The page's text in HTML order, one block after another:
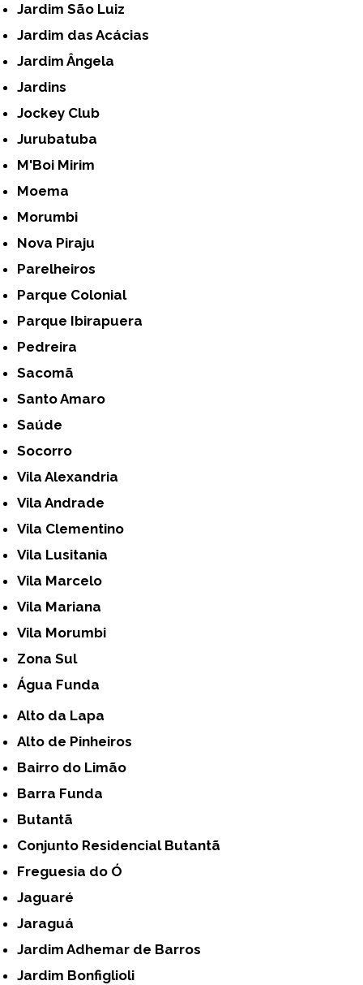
Jardim São Luiz
Jardim das Acácias
Jardim Ângela
Jardins
Jockey Club
Jurubatuba
M'Boi Mirim
Moema
Morumbi
Nova Piraju
Parelheiros
Parque Colonial
Parque Ibirapuera
Pedreira
Sacomã
Santo Amaro
Saúde
Socorro
Vila Alexandria
Vila Andrade
Vila Clementino
Vila Lusitania
Vila Marcelo
Vila Mariana
Vila Morumbi
Zona Sul
Água Funda
Alto da Lapa
Alto de Pinheiros
Bairro do Limão
Barra Funda
Butantã
Conjunto Residencial Butantã
Freguesia do Ó
Jaguaré
Jaraguá
Jardim Adhemar de Barros
Jardim Bonfiglioli